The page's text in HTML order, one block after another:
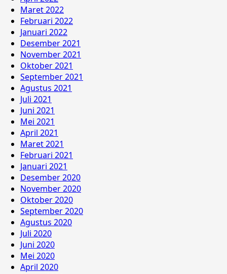
Maret 2022
Februari 2022
Januari 2022
Desember 2021
November 2021
Oktober 2021
September 2021
Agustus 2021
Juli 2021
Juni 2021
Mei 2021
April 2021
Maret 2021
Februari 2021
Januari 2021
Desember 2020
November 2020
Oktober 2020
September 2020
Agustus 2020
Juli 2020
Juni 2020
Mei 2020
April 2020